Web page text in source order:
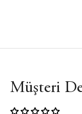
Müşteri